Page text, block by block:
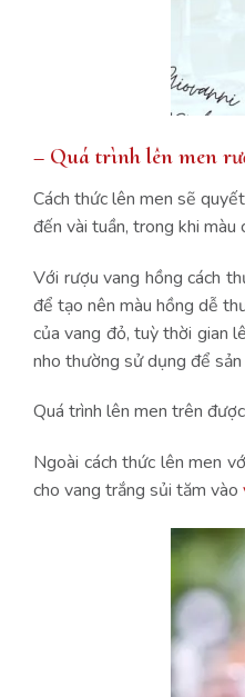
– Quá trình lên men
Cách thức lên men sẽ
đến vài tuần, trong khi
Với rượu vang hồng cách
để tạo nên màu hồng dễ
của vang đỏ, tuỳ thời gian
nho thường sử dụng để
Quá trình lên men trên
Ngoài cách thức lên men
cho vang trắng sủi tăm vào